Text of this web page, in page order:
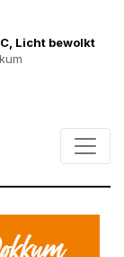
C, Licht bewolkt